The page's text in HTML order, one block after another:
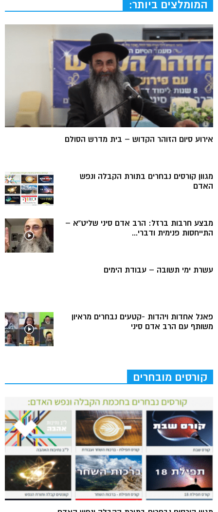
המומלצים ביותר:
אירוע סיום הזוהר הקדוש – בית מדרש הסולם
מגוון קורסים נבחרים בתורת הקבלה ונפש
האדם
מבצע חרבות ברזל: הרב אדם סיני שליט”א –
התייחסות פנימית ודברי...
עשרת ימי תשובה – עבודת הימים
פאנל אחדות ויהדות -קטעים נבחרים מראיון
משותף עם הרב אדם סיני
קורסים מובחרים